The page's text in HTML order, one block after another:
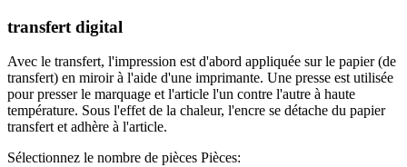
transfert digital
Avec le transfert, l'impression est d'abord appliquée sur le papier (de
transfert) en miroir à l'aide d'une imprimante. Une presse est utilisée
pour presser le marquage et l'article l'un contre l'autre à haute
température. Sous l'effet de la chaleur, l'encre se détache du papier
transfert et adhère à l'article.
Sélectionnez le nombre de pièces Pièces: